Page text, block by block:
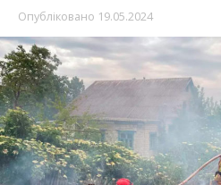
Опубліковано 19.05.2024